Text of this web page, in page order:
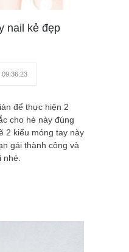
nail kẻ đẹp
09:36:23
để thực hiện 2
cho hè này đúng
2 kiểu móng tay này
gái thành công và